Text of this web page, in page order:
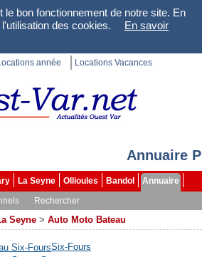
le bon fonctionnement de notre site. En
des cookies.
En savoir
année Locations Vacances
Annuaire
La Seyne Ollioules Bandol
Annuaire
Rechercher
Seyne > Auto Moto Bateau
Six-Fours